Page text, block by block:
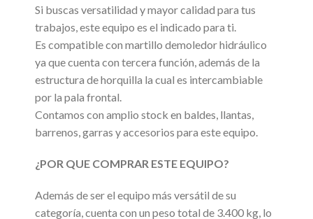
Si buscas versatilidad y mayor calidad para tus
trabajos, este equipo es el indicado para ti.
Es compatible con martillo demoledor hidráulico
ya que cuenta con tercera función, además de la
estructura de horquilla la cual es intercambiable
por la pala frontal.
Contamos con amplio stock en baldes, llantas,
barrenos, garras y accesorios para este equipo.
¿POR QUE COMPRAR ESTE EQUIPO?
Además de ser el equipo más versátil de su
categoría, cuenta con un peso total de 3.400 kg, lo